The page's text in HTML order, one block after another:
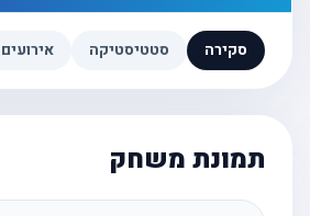
סקירה סטטיסטיקה אירועים
תמונת משחק